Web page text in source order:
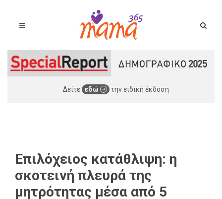
Δείτε εδώ την ειδική έκδοση
Επιλόχειος κατάθλιψη: η
σκοτεινή πλευρά της
μητρότητας μέσα από 5